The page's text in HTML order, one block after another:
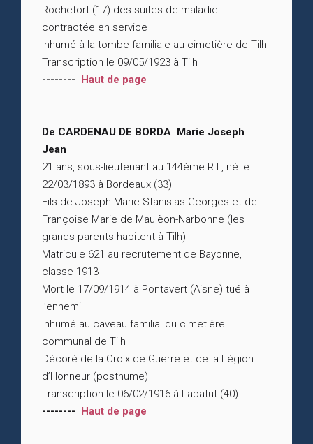
Rochefort (17) des suites de maladie
contractée en service
Inhumé à la tombe familiale au cimetière de Tilh
Transcription le 09/05/1923 à Tilh
-------- Haut de page
De CARDENAU DE BORDA Marie Joseph
Jean
21 ans, sous-lieutenant au 144ème R.I., né le
22/03/1893 à Bordeaux (33)
Fils de Joseph Marie Stanislas Georges et de
Françoise Marie de Maulèon-Narbonne (les
grands-parents habitent à Tilh)
Matricule 621 au recrutement de Bayonne,
classe 1913
Mort le 17/09/1914 à Pontavert (Aisne) tué à
l’ennemi
Inhumé au caveau familial du cimetière
communal de Tilh
Décoré de la Croix de Guerre et de la Légion
d’Honneur (posthume)
Transcription le 06/02/1916 à Labatut (40)
-------- Haut de page